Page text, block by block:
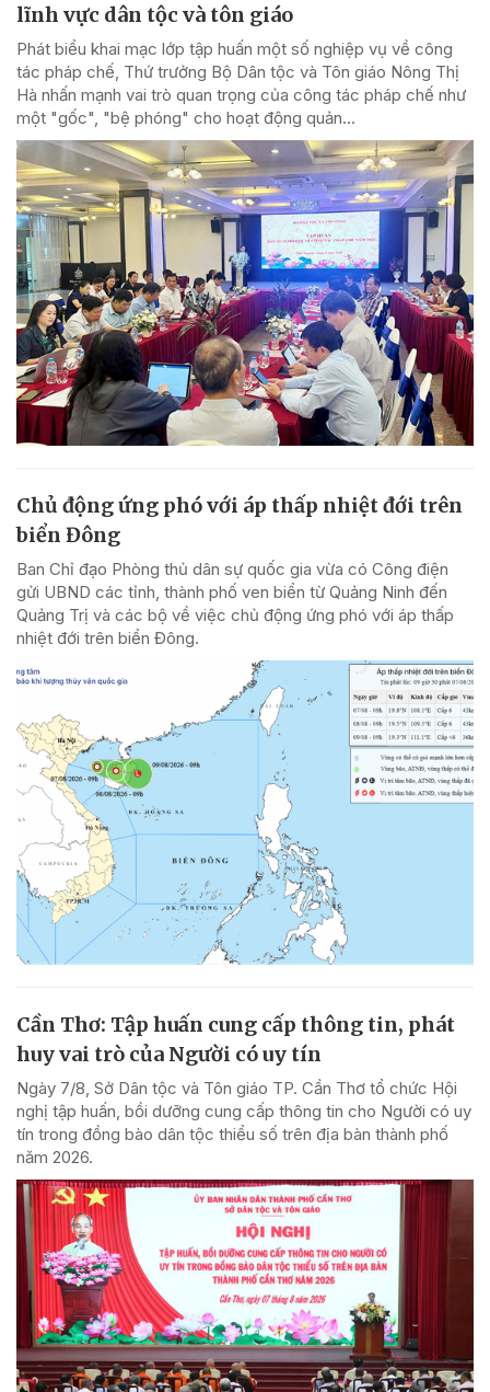
lĩnh vực dân tộc và tôn giáo
Phát biểu khai mạc lớp tập huấn một số nghiệp vụ về công
tác pháp chế, Thứ trưởng Bộ Dân tộc và Tôn giáo Nông Thị
Hà nhấn mạnh vai trò quan trọng của công tác pháp chế như
một "gốc", "bệ phóng" cho hoạt động quản...
Chủ động ứng phó với áp thấp nhiệt đới trên
biển Đông
Ban Chỉ đạo Phòng thủ dân sự quốc gia vừa có Công điện
gửi UBND các tỉnh, thành phố ven biển từ Quảng Ninh đến
Quảng Trị và các bộ về việc chủ động ứng phó với áp thấp
nhiệt đới trên biển Đông.
Cần Thơ: Tập huấn cung cấp thông tin, phát
huy vai trò của Người có uy tín
Ngày 7/8, Sở Dân tộc và Tôn giáo TP. Cần Thơ tổ chức Hội
nghị tập huấn, bồi dưỡng cung cấp thông tin cho Người có uy
tín trong đồng bào dân tộc thiểu số trên địa bàn thành phố
năm 2026.